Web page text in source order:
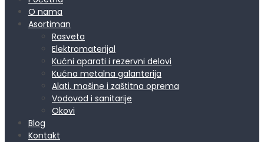
O nama
Asortiman
Rasveta
Elektromaterijal
Kućni aparati i rezervni delovi
Kućna metalna galanterija
Alati, mašine i zaštitna oprema
Vodovod i sanitarije
Okovi
Blog
Kontakt